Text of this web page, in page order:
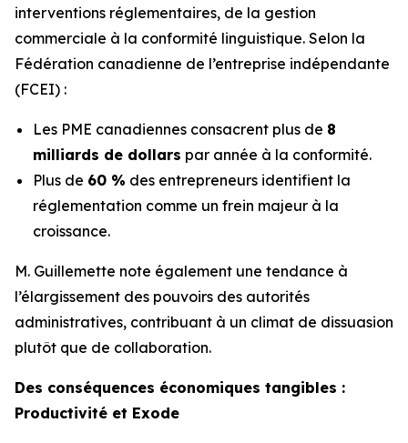
interventions réglementaires, de la gestion
commerciale à la conformité linguistique. Selon la
Fédération canadienne de l’entreprise indépendante
(FCEI) :
Les PME canadiennes consacrent plus de 8
milliards de dollars par année à la conformité.
Plus de 60 % des entrepreneurs identifient la
réglementation comme un frein majeur à la
croissance.
M. Guillemette note également une tendance à
l’élargissement des pouvoirs des autorités
administratives, contribuant à un climat de dissuasion
plutôt que de collaboration.
Des conséquences économiques tangibles :
Productivité et Exode